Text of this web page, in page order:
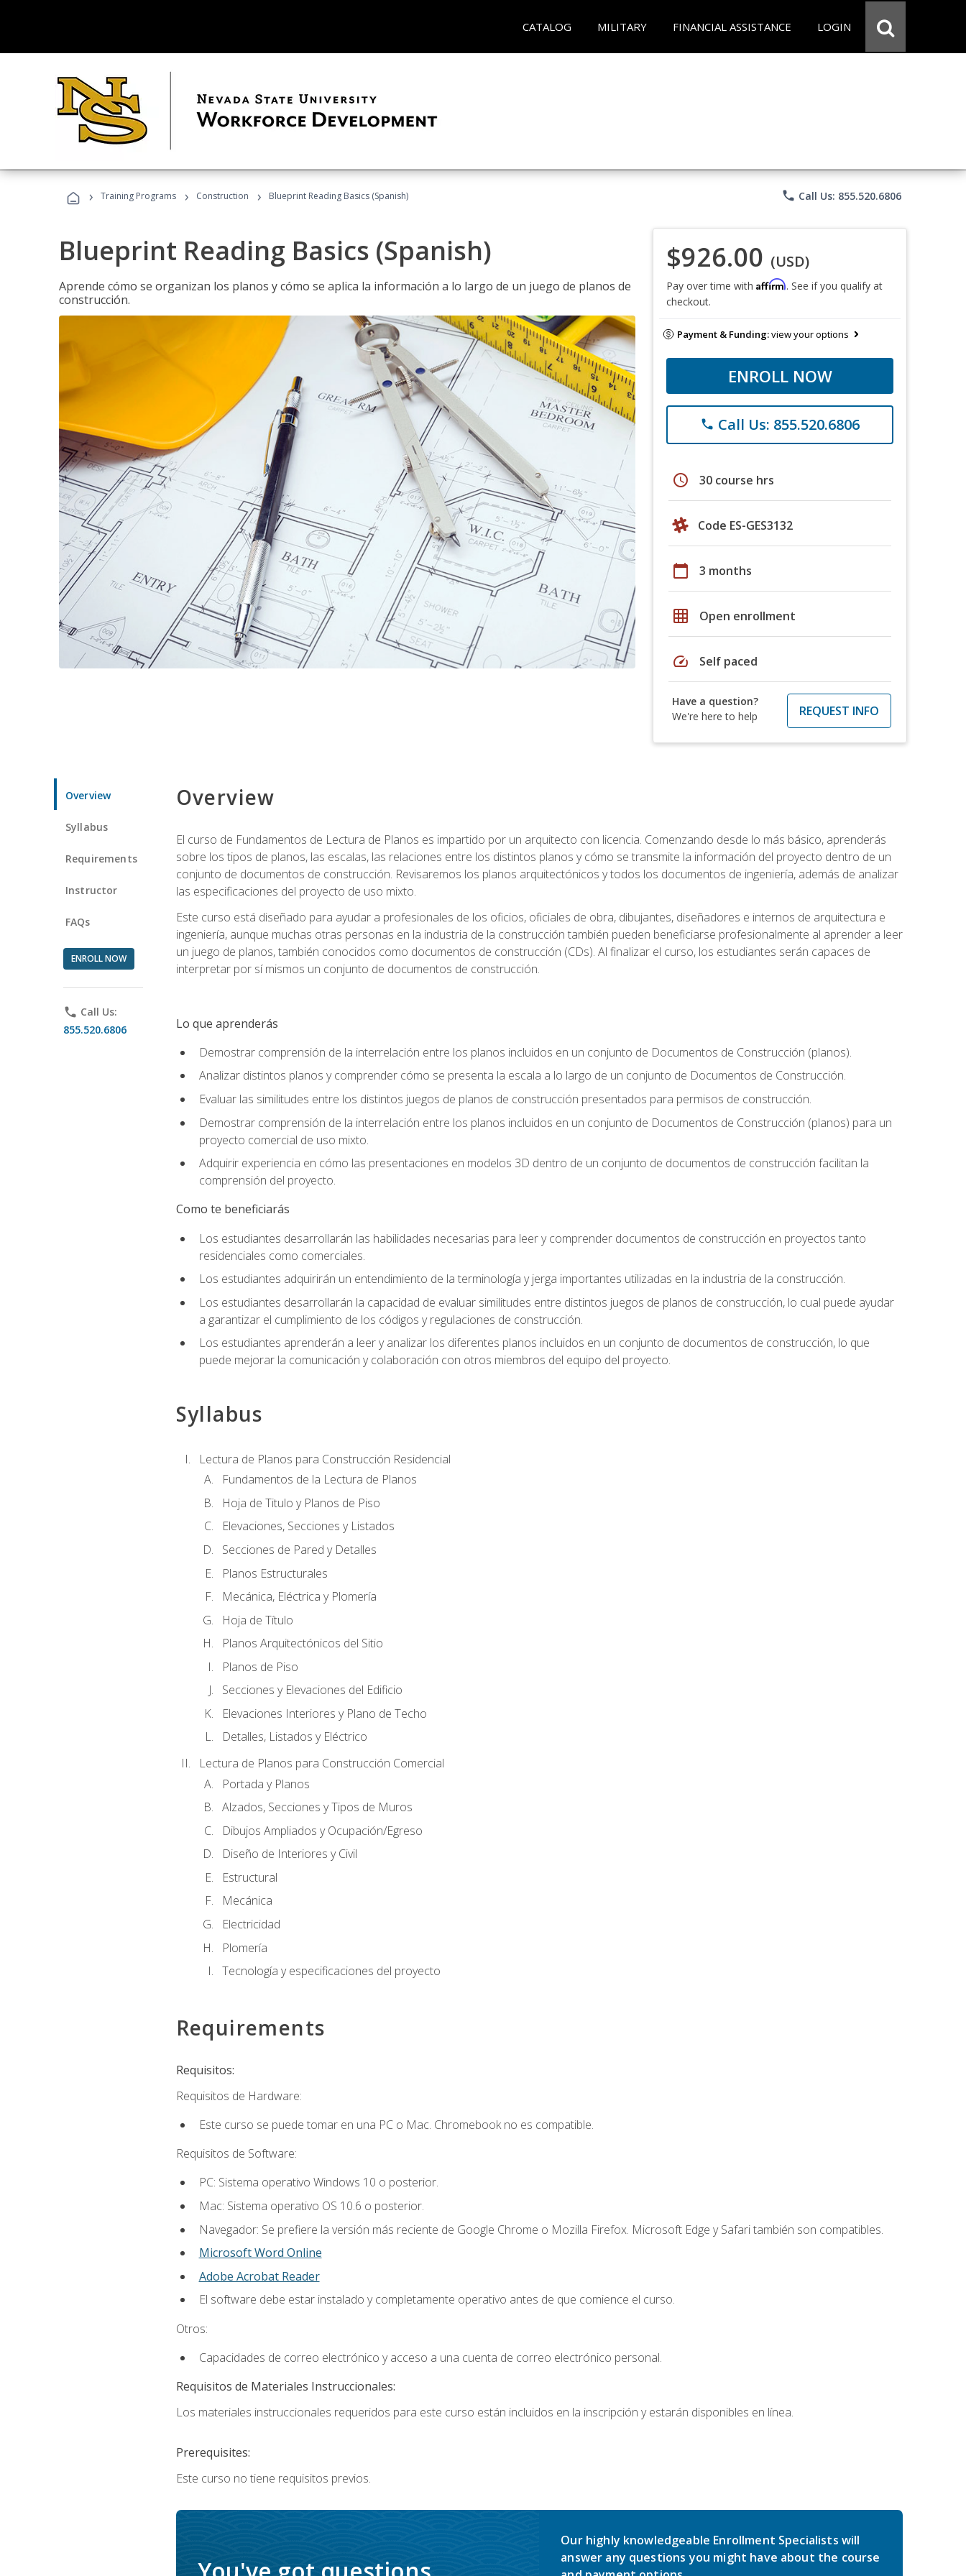
CATALOG MILITARY FINANCIAL ASSISTANCE LOGIN
› Training Programs › Construction › Blueprint Reading Basics (Spanish) phone Call Us: 855.520.6806
Blueprint Reading Basics (Spanish)
Aprende cómo se organizan los planos y cómo se aplica la información a lo largo de un juego de planos de
construcción.
$926.00 (USD)
Pay over time with Affirm. See if you qualify at
checkout.
Payment & Funding:view your options
ENROLL NOW
phone Call Us: 855.520.6806
schedule 30 course hrs
Code ES-GES3132
calendar_today 3 months
grid_on Open enrollment
speed Self paced
Have a question?
We're here to help
REQUEST INFO
Overview
Syllabus
Requirements
Instructor
FAQs
ENROLL NOW
phone Call Us:
855.520.6806
Overview
El curso de Fundamentos de Lectura de Planos es impartido por un arquitecto con licencia. Comenzando desde lo más básico, aprenderás
sobre los tipos de planos, las escalas, las relaciones entre los distintos planos y cómo se transmite la información del proyecto dentro de un
conjunto de documentos de construcción. Revisaremos los planos arquitectónicos y todos los documentos de ingeniería, además de analizar
las especificaciones del proyecto de uso mixto.
Este curso está diseñado para ayudar a profesionales de los oficios, oficiales de obra, dibujantes, diseñadores e internos de arquitectura e
ingeniería, aunque muchas otras personas en la industria de la construcción también pueden beneficiarse profesionalmente al aprender a leer
un juego de planos, también conocidos como documentos de construcción (CDs). Al finalizar el curso, los estudiantes serán capaces de
interpretar por sí mismos un conjunto de documentos de construcción.
Lo que aprenderás
Demostrar comprensión de la interrelación entre los planos incluidos en un conjunto de Documentos de Construcción (planos).
Analizar distintos planos y comprender cómo se presenta la escala a lo largo de un conjunto de Documentos de Construcción.
Evaluar las similitudes entre los distintos juegos de planos de construcción presentados para permisos de construcción.
Demostrar comprensión de la interrelación entre los planos incluidos en un conjunto de Documentos de Construcción (planos) para un
proyecto comercial de uso mixto.
Adquirir experiencia en cómo las presentaciones en modelos 3D dentro de un conjunto de documentos de construcción facilitan la
comprensión del proyecto.
Como te beneficiarás
Los estudiantes desarrollarán las habilidades necesarias para leer y comprender documentos de construcción en proyectos tanto
residenciales como comerciales.
Los estudiantes adquirirán un entendimiento de la terminología y jerga importantes utilizadas en la industria de la construcción.
Los estudiantes desarrollarán la capacidad de evaluar similitudes entre distintos juegos de planos de construcción, lo cual puede ayudar
a garantizar el cumplimiento de los códigos y regulaciones de construcción.
Los estudiantes aprenderán a leer y analizar los diferentes planos incluidos en un conjunto de documentos de construcción, lo que
puede mejorar la comunicación y colaboración con otros miembros del equipo del proyecto.
Syllabus
Lectura de Planos para Construcción Residencial
Fundamentos de la Lectura de Planos
Hoja de Titulo y Planos de Piso
Elevaciones, Secciones y Listados
Secciones de Pared y Detalles
Planos Estructurales
Mecánica, Eléctrica y Plomería
Hoja de Título
Planos Arquitectónicos del Sitio
Planos de Piso
Secciones y Elevaciones del Edificio
Elevaciones Interiores y Plano de Techo
Detalles, Listados y Eléctrico
Lectura de Planos para Construcción Comercial
Portada y Planos
Alzados, Secciones y Tipos de Muros
Dibujos Ampliados y Ocupación/Egreso
Diseño de Interiores y Civil
Estructural
Mecánica
Electricidad
Plomería
Tecnología y especificaciones del proyecto
Requirements
Requisitos:
Requisitos de Hardware:
Este curso se puede tomar en una PC o Mac. Chromebook no es compatible.
Requisitos de Software:
PC: Sistema operativo Windows 10 o posterior.
Mac: Sistema operativo OS 10.6 o posterior.
Navegador: Se prefiere la versión más reciente de Google Chrome o Mozilla Firefox. Microsoft Edge y Safari también son compatibles.
Microsoft Word Online
Adobe Acrobat Reader
El software debe estar instalado y completamente operativo antes de que comience el curso.
Otros:
Capacidades de correo electrónico y acceso a una cuenta de correo electrónico personal.
Requisitos de Materiales Instruccionales:
Los materiales instruccionales requeridos para este curso están incluidos en la inscripción y estarán disponibles en línea.
Prerequisites:
Este curso no tiene requisitos previos.
Our highly knowledgeable Enrollment Specialists will
answer any questions you might have about the course